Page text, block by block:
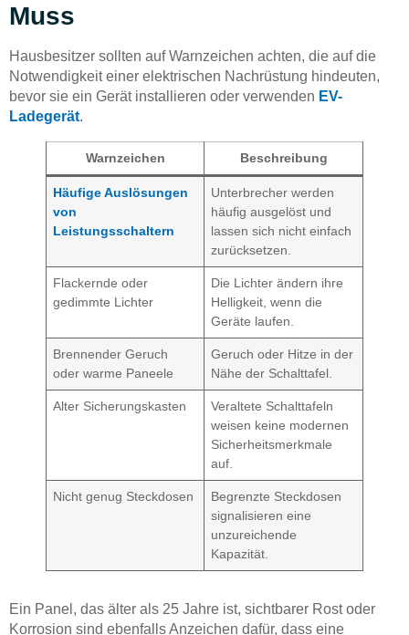
Muss
Hausbesitzer sollten auf Warnzeichen achten, die auf die
Notwendigkeit einer elektrischen Nachrüstung hindeuten,
bevor sie ein Gerät installieren oder verwenden EV-
Ladegerät.
Warnzeichen Beschreibung
Häufige Auslösungen
von
Leistungsschaltern
Unterbrecher werden
häufig ausgelöst und
lassen sich nicht einfach
zurücksetzen.
Flackernde oder
gedimmte Lichter
Die Lichter ändern ihre
Helligkeit, wenn die
Geräte laufen.
Brennender Geruch
oder warme Paneele
Geruch oder Hitze in der
Nähe der Schalttafel.
Alter Sicherungskasten
Veraltete Schalttafeln
weisen keine modernen
Sicherheitsmerkmale
auf.
Nicht genug Steckdosen
Begrenzte Steckdosen
signalisieren eine
unzureichende
Kapazität.
Ein Panel, das älter als 25 Jahre ist, sichtbarer Rost oder
Korrosion sind ebenfalls Anzeichen dafür, dass eine